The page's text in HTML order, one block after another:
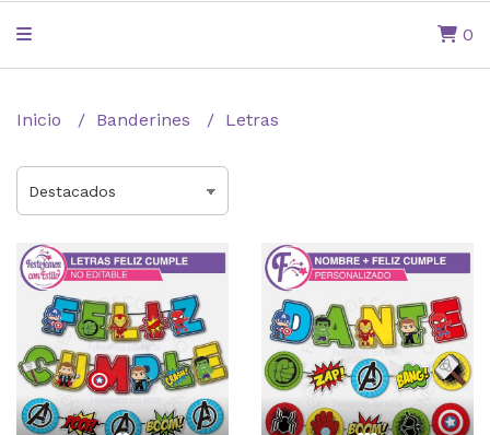
0
Inicio Banderines Letras